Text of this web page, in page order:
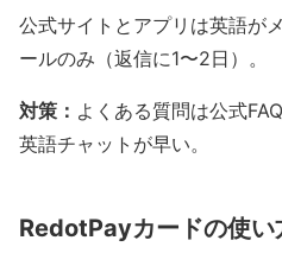
公式サイトとアプリは英語が
ールのみ（返信に1〜2日）。
対策： よくある質問は公式
英語チャットが早い。
RedotPayカードの使い